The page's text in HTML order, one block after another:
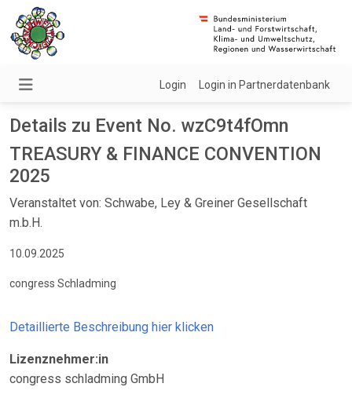
Login Login in Partnerdatenbank
Details zu Event No. wzC9t4fOmn
TREASURY & FINANCE CONVENTION
2025
Veranstaltet von: Schwabe, Ley & Greiner Gesellschaft
m.b.H.
10.09.2025
congress Schladming
Detaillierte Beschreibung hier klicken
Lizenznehmer:in
congress schladming GmbH